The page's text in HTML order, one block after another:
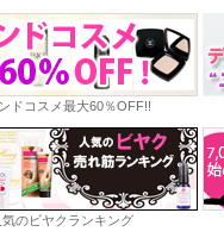
ドコスメ最大60％OFF!!
のビヤクランキング